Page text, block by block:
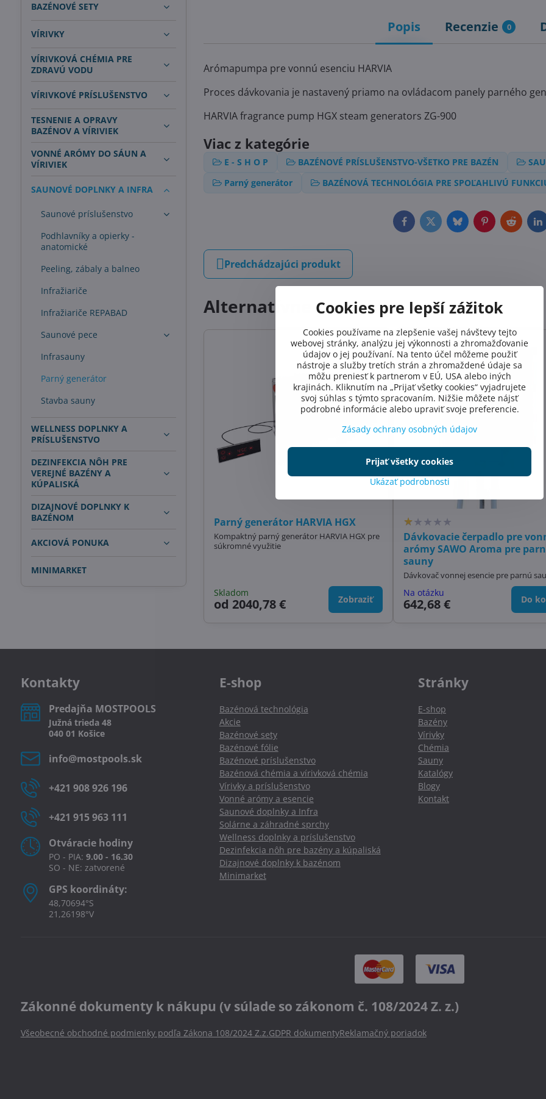
Popis Recenzie 0
Arómapumpa pre vonnú esenciu HARVIA
Proces dávkovania je nastavený priamo na ovládacom panely parného
HARVIA fragrance pump HGX steam generators ZG-900
Viac z kategórie
E - S H O P BAZÉNOVÉ PRÍSLUŠENSTVO-VŠETKO PRE BAZÉN
Parný generátor
BAZÉNOVÁ TECHNOLÓGIA PRE SPOĽAHLIVÚ
FacebookTwitterBlueskyPinterestReddit
Predchádzajúci produkt
Alternatívne produkty
Parný generátor HARVIA HGX
Kompaktný parný generátor HARVIA HGX pre
súkromné využitie
Skladom
od 2040,78 € Zobraziť
Dávkovacie čerpadlo pre
arómy SAWO Aroma pre
sauny
Dávkovač vonnej esencie pre parnú
Na otázku
642,68 € Do
BAZÉNOVÉ SETY
VÍRIVKY
VÍRIVKOVÁ CHÉMIA PRE
ZDRAVÚ VODU
VÍRIVKOVÉ PRÍSLUŠENSTVO
TESNENIE A OPRAVY
BAZÉNOV A VÍRIVIEK
VONNÉ ARÓMY DO SÁUN A
VÍRIVIEK
SAUNOVÉ DOPLNKY A INFRA
Saunové príslušenstvo
Podhlavníky a opierky -
anatomické
Peeling, zábaly a balneo
Infražiariče
Infražiariče REPABAD
Saunové pece
Infrasauny
Parný generátor
Stavba sauny
WELLNESS DOPLNKY A
PRÍSLUŠENSTVO
DEZINFEKCIA NÔH PRE
VEREJNÉ BAZÉNY A
KÚPALISKÁ
DIZAJNOVÉ DOPLNKY K
BAZÉNOM
AKCIOVÁ PONUKA
MINIMARKET
Kontakty
Predajňa MOSTPOOLS
Južná trieda 48
040 01 Košice
info​@mostpools​.sk
+421 908 926 196
+421 915 963 111
Otváracie hodiny
PO - PIA: 9.00 - 16.30
SO - NE: zatvorené
GPS koordináty:
48,70694°S
21,26198°V
E-shop
Bazénová technológia
Akcie
Bazénové sety
Bazénové fólie
Bazénové príslušenstvo
Bazénová chémia a vírivková chémia
Vírivky a príslušenstvo
Vonné arómy a esencie
Saunové doplnky a Infra
Solárne a záhradné sprchy
Wellness doplnky a príslušenstvo
Dezinfekcia nôh pre bazény a kúpaliská
Dizajnové doplnky k bazénom
Minimarket
Stránky
E-shop
Bazény
Vírivky
Chémia
Sauny
Katalógy
Blogy
Kontakt
Zákonné dokumenty k nákupu (v súlade so zákonom č. 108/2024 Z. z.)
Všeobecné obchodné podmienky podľa Zákona 108/2024 Z.z.GDPR dokumentyReklamačný poriadok
Cookies pre lepší zážitok
Cookies používame na zlepšenie vašej návštevy tejto
webovej stránky, analýzu jej výkonnosti a zhromažďovanie
údajov o jej používaní. Na tento účel môžeme použiť
nástroje a služby tretích strán a zhromaždené údaje sa
môžu preniesť k partnerom v EÚ, USA alebo iných
krajinách. Kliknutím na „Prijať všetky cookies“ vyjadrujete
svoj súhlas s týmto spracovaním. Nižšie môžete nájsť
podrobné informácie alebo upraviť svoje preferencie.
Zásady ochrany osobných údajov
Ukázať podrobnosti
Prijať všetky cookies